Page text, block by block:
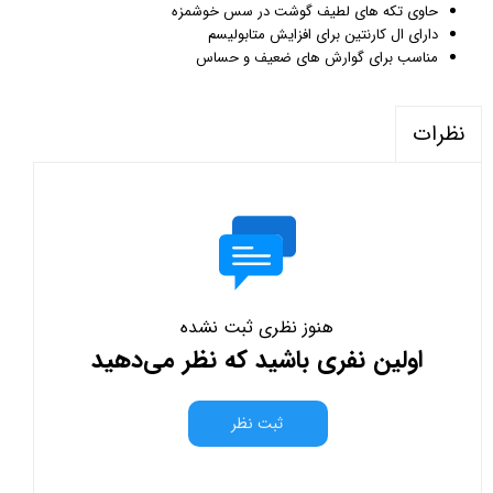
حاوی تکه های لطیف گوشت در سس خوشمزه
دارای ال کارنتین برای افزایش متابولیسم
مناسب برای گوارش های ضعیف و حساس
نظرات
هنوز نظری ثبت نشده
اولین نفری باشید که نظر می‌دهید
ثبت نظر